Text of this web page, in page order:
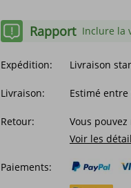
Rapport Inclure la
Expédition: Livraison
Livraison: Estimé entre
Retour:
Vous
Voir les
Paiements: